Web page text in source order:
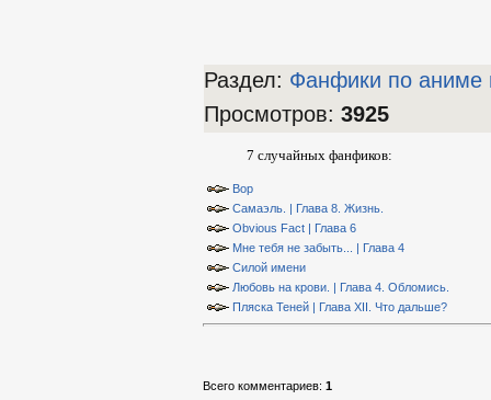
Раздел: Фанфики по аниме
Просмотров: 3925
7 случайных фанфиков:
Вор
Самаэль. | Глава 8. Жизнь.
Obvious Fact | Глава 6
Мне тебя не забыть... | Глава 4
Силой имени
Любовь на крови. | Глава 4. Обломись.
Пляска Теней | Глава XII. Что дальше?
Всего комментариев: 1